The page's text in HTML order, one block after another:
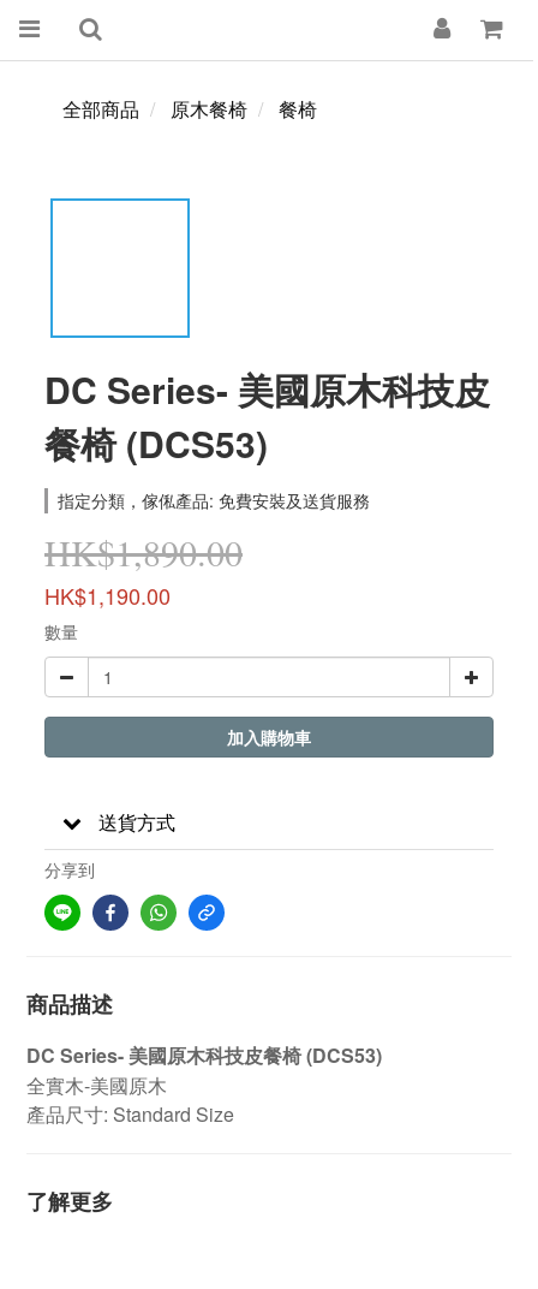
全部商品 原木餐椅 餐椅
DC Series- 美國原木科技皮
餐椅 (DCS53)
指定分類，傢俬產品: 免費安裝及送貨服務
HK$1,890.00
HK$1,190.00
數量
加入購物車
送貨方式
分享到
商品描述
DC Series- 美國原木科技皮餐椅 (DCS53)
全實木-美國原木
產品尺寸: Standard Size
了解更多